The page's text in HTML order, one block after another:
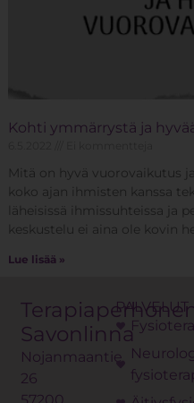
Kohti ymmärrystä ja
Mitä on hyvä vuorovaikutus
koko ajan ihmisten kanssa
läheisissä ihmissuhteissa ja
keskustelu ei aina ole kovin
Lue lisää »
Savonlinna
Nojanmaantie
26
57200
PALVELUT